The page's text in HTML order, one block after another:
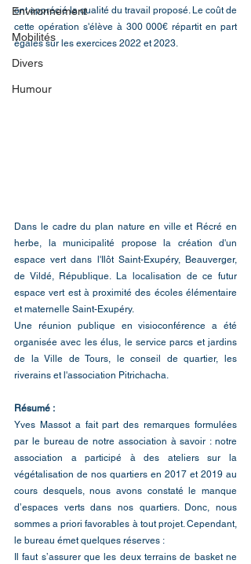
Environnement
Mobilités
Divers
Humour
ont apprécié la qualité du travail proposé. Le coût de
cette opération s'élève à 300 000€ répartit en part
égales sur les exercices 2022 et 2023.
Dans le cadre du plan nature en ville et Récré en
herbe, la municipalité propose la création d'un
espace vert dans l'Ilôt Saint-Exupéry, Beauverger,
de Vildé, République. La localisation de ce futur
espace vert est à proximité des écoles élémentaire
et maternelle Saint-Exupéry.
Une réunion publique en visioconférence a été
organisée avec les élus, le service parcs et jardins
de la Ville de Tours, le conseil de quartier, les
riverains et l'association Pitrichacha.
Résumé :
Yves Massot a fait part des remarques formulées
par le bureau de notre association à savoir : notre
association a participé à des ateliers sur la
végétalisation de nos quartiers en 2017 et 2019 au
cours desquels, nous avons constaté le manque
d’espaces verts dans nos quartiers. Donc, nous
sommes a priori favorables à tout projet. Cependant,
le bureau émet quelques réserves :
Il faut s’assurer que les deux terrains de basket ne